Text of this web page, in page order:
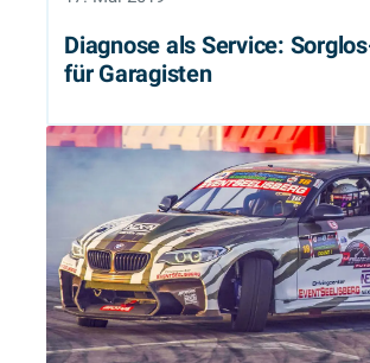
Diagnose als Service:
für Garagisten